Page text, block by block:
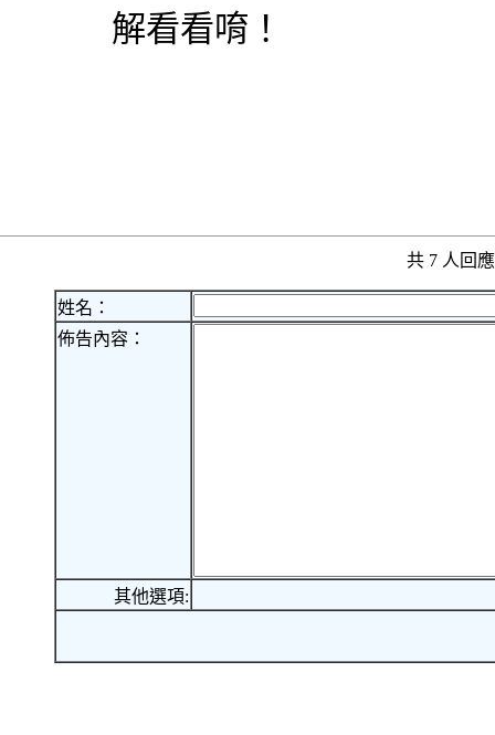
解看看唷！
共 7 人回
姓名：
佈告內容：
其他選項: